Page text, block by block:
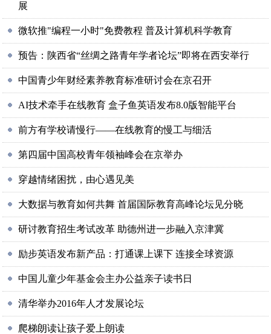
展
微软推"编程一小时"免费教程 普及计算机科学教育
预告：陕西省“丝绸之路青年学者论坛”即将在西安举行
中国青少年财经素养教育标准研讨会在京召开
AI技术牵手在线教育 盒子鱼英语发布8.0版智能平台
前方有学校请慢行——在线教育的慢工与细活
第四届中国高校青年领袖峰会在京举办
穿越情绪困扰，由心遇见美
大数据与教育如何共舞 首届国际教育高峰论坛见分晓
研讨教育招生考试改革 助德州进一步融入京津冀
励步英语发布新产品：打通课上课下 连接全球资源
中国儿童少年基金会主办公益亲子读书日
清华举办2016年人才发展论坛
爬梯朗读让孩子爱上朗读